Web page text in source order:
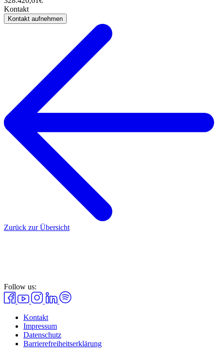
Kontakt
Kontakt aufnehmen
Zurück zur Übersicht
Follow us:
Kontakt
Impressum
Datenschutz
Barrierefreiheitserklärung